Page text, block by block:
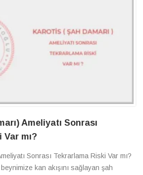
Ameliyatı Sonrası
mı?
Sonrası Tekrarlama Riski Var mı?
kan akışını sağlayan şah